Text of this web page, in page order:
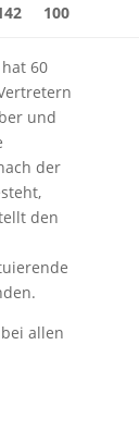
100
60
und
der
den
allen